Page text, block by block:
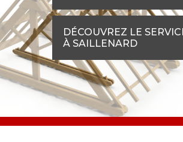
DÉCOUVREZ LE
À SAILLENARD